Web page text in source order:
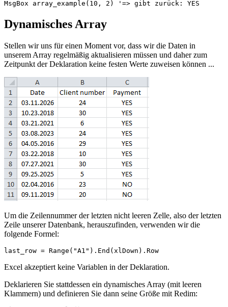
Dynamisches Array
Stellen wir uns für einen Moment vor, dass wir die Daten in
unserem Array regelmäßig aktualisieren müssen und daher zum
Zeitpunkt der Deklaration keine festen Werte zuweisen können ...
Um die Zeilennummer der letzten nicht leeren Zelle, also der letzten
Zeile unserer Datenbank, herauszufinden, verwenden wir die
folgende Formel:
Excel akzeptiert keine Variablen in der Deklaration.
Deklarieren Sie stattdessen ein dynamisches Array (mit leeren
Klammern) und definieren Sie dann seine Größe mit Redim: